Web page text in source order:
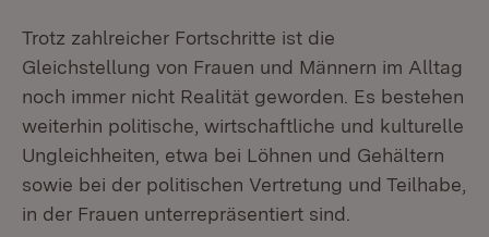
Trotz zahlreicher Fortschritte ist die
Gleichstellung von Frauen und Männern im Alltag
noch immer nicht Realität geworden. Es bestehen
weiterhin politische, wirtschaftliche und kulturelle
Ungleichheiten, etwa bei Löhnen und Gehältern
sowie bei der politischen Vertretung und Teilhabe,
in der Frauen unterrepräsentiert sind.